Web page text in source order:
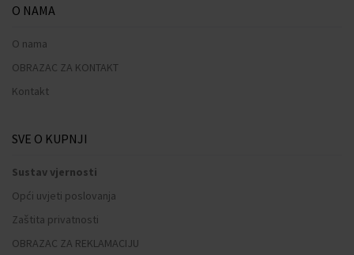
O NAMA
O nama
OBRAZAC ZA KONTAKT
Kontakt
SVE O KUPNJI
Sustav vjernosti
Opći uvjeti poslovanja
Zaštita privatnosti
OBRAZAC ZA REKLAMACIJU